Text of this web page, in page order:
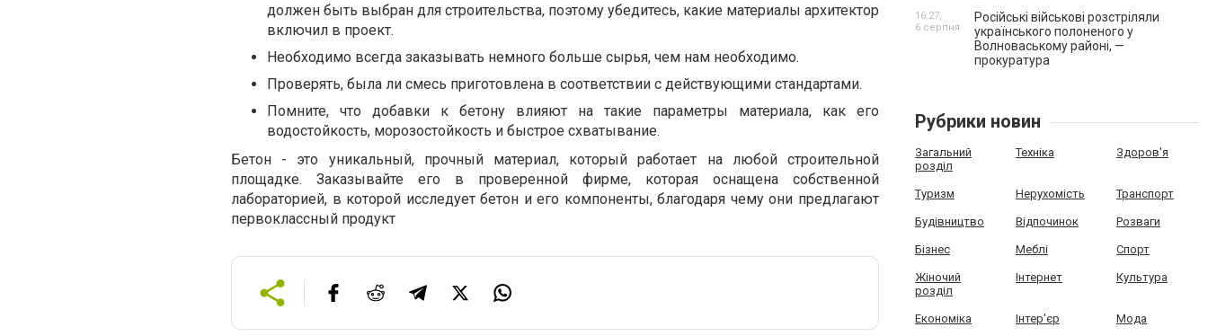
должен быть выбран для строительства, поэтому убедитесь, какие материалы архитектор
включил в проект.
Необходимо всегда заказывать немного больше сырья, чем нам необходимо.
Проверять, была ли смесь приготовлена в соответствии с действующими стандартами.
Помните, что добавки к бетону влияют на такие параметры материала, как его
водостойкость, морозостойкость и быстрое схватывание.
Бетон - это уникальный, прочный материал, который работает на любой строительной
площадке. Заказывайте его в проверенной фирме, которая оснащена собственной
лабораторией, в которой исследует бетон и его компоненты, благодаря чему они предлагают
первоклассный продукт
Російські військові розстріляли
українського полоненого у
Волноваському районі, —
прокуратура
16:27,
6 серпня
Рубрики новин
Загальний
розділ
Техніка Здоров'я
Туризм Нерухомість Транспорт
Будівництво Відпочинок Розваги
Бізнес Меблі Спорт
Жіночий
розділ
Інтернет Культура
Економіка Інтер'єр Мода